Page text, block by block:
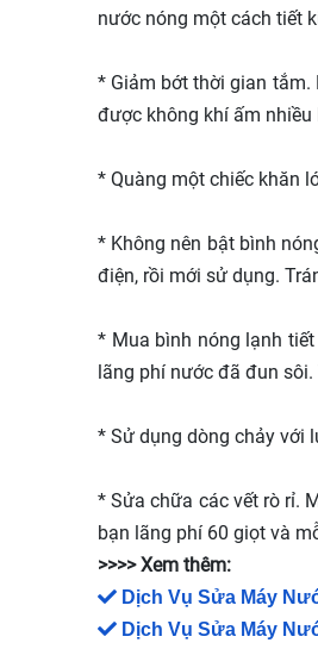
nước nóng một cách tiết
* Giảm bớt thời gian
được không khí ấm nhiều
* Quàng một chiếc khăn
* Không nên bật bình
điện, rồi mới sử dụng.
* Mua bình nóng lạnh
lãng phí nước đã đun
* Sử dụng dòng chảy với
* Sửa chữa các vết rò rỉ.
bạn lãng phí 60 giọt và
>>>> Xem thêm:
Dịch Vụ Sửa Máy
Dịch Vụ Sửa Máy